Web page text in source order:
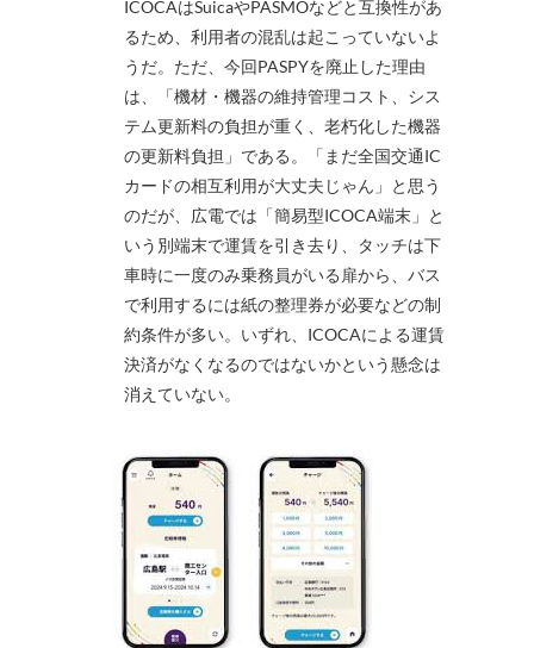
ICOCAはSuicaやPASMOなどと互換性があ
るため、利用者の混乱は起こっていないよ
うだ。ただ、今回PASPYを廃止した理由
は、「機材・機器の維持管理コスト、シス
テム更新料の負担が重く、老朽化した機器
の更新料負担」である。「まだ全国交通IC
カードの相互利用が大丈夫じゃん」と思う
のだが、広電では「簡易型ICOCA端末」と
いう別端末で運賃を引き去り、タッチは下
車時に一度のみ乗務員がいる扉から、バス
で利用するには紙の整理券が必要などの制
約条件が多い。いずれ、ICOCAによる運賃
決済がなくなるのではないかという懸念は
消えていない。